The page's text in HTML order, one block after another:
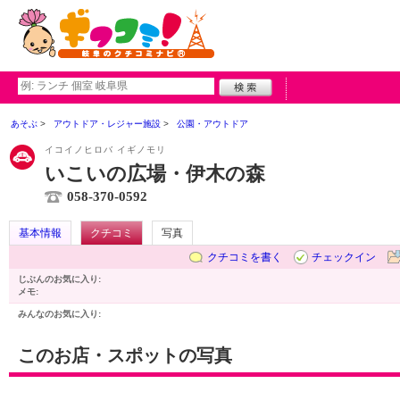
あそぶ アウトドア・レジャー施設 公園・アウトドア
イコイノヒロバ イギノモリ
いこいの広場・伊木の森
058-370-0592
基本情報 クチコミ
写真
クチコミを書く
チェックイン
じぶんのお気に入り:
メモ:
みんなのお気に入り:
このお店・スポットの写真